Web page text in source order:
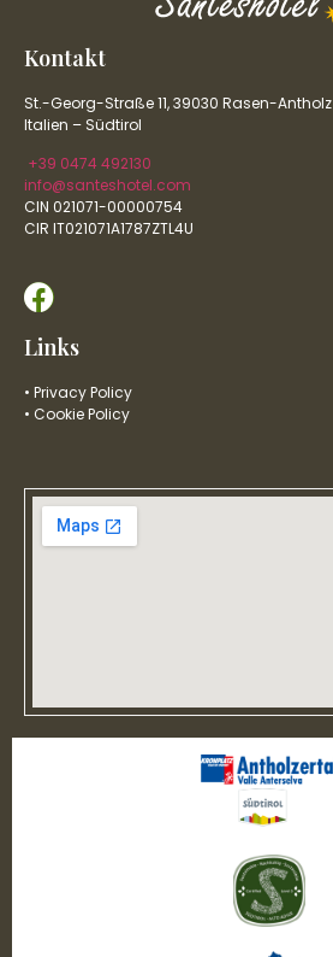
Kontakt
St.-Georg-Straße 11, 39030 Rasen-Antholz
Italien – Südtirol
+39 0474 492130
info@santeshotel.com
CIN 021071-00000754
CIR IT021071A1787ZTL4U
Links
• Privacy Policy
• Cookie Policy